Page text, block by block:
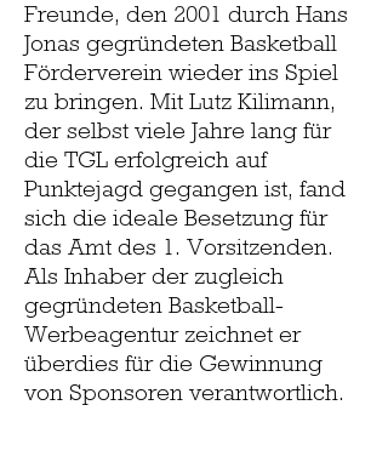
Freunde, den 2001 durch Hans
Jonas gegründeten Basketball
Förderverein wieder ins Spiel
zu bringen. Mit Lutz Kilimann,
der selbst viele Jahre lang für
die TGL erfolgreich auf
Punktejagd gegangen ist, fand
sich die ideale Besetzung für
das Amt des 1. Vorsitzenden.
Als Inhaber der zugleich
gegründeten Basketball-
Werbeagentur zeichnet er
überdies für die Gewinnung
von Sponsoren verantwortlich.